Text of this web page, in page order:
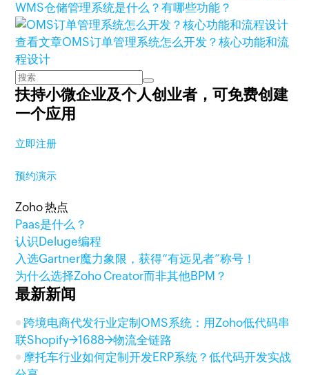
WMS仓储管理系统是什么？有哪些功能？
查看文章OMS订单管理系统怎么开发？核心功能和流
程设计
扶持小微企业及个人创业者，可免费创建
一个应用
立即注册
预约演示
Zoho 热点
Paas是什么？
认识Deluge编程
入选Gartner魔力象限，获得“有远见者”称号！
为什么选择Zoho Creator而非其他BPM？
最新新闻
跨境电商代发行业定制OMS系统：用Zoho低代码串
联Shopify→1688→物流全链路
摩托车行业如何定制开发ERP系统？低代码开发实战